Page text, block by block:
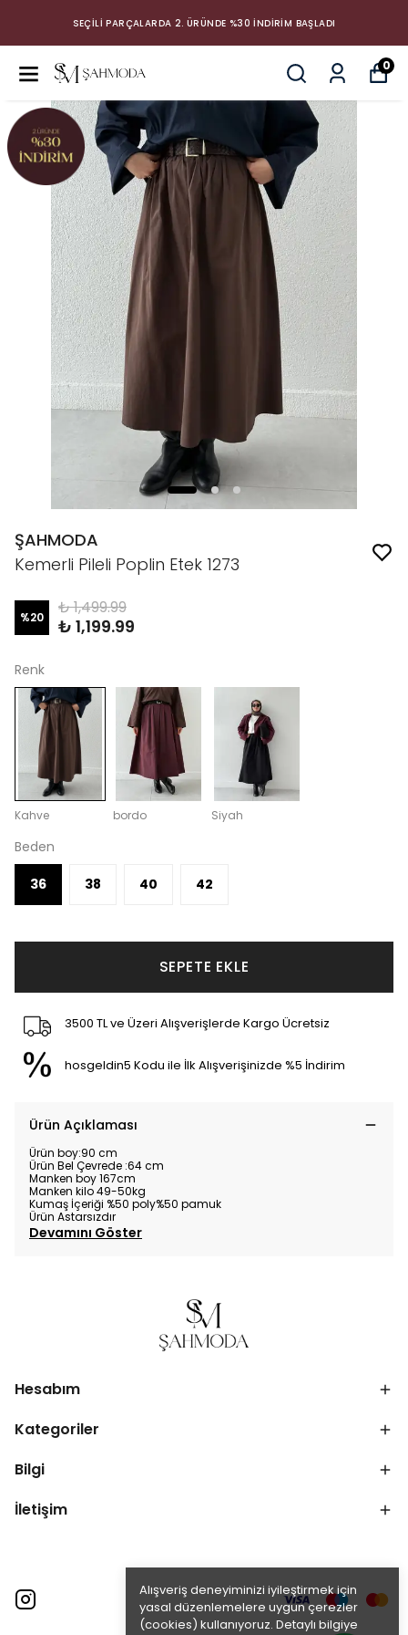
SEÇİLİ PARÇALARDA 2. ÜRÜNDE %30 İNDİRİM BAŞLADI
0
Alışveriş deneyiminizi iyileştirmek için
yasal düzenlemelere uygun çerezler
(cookies) kullanıyoruz. Detaylı bilgiye
ŞAHMODA
Kemerli Pileli Poplin Etek 1273
%20 ₺ 1,499.99
₺ 1,199.99
Renk
Kahve bordo Siyah
Beden
36 38 40 42
SEPETE EKLE
3500 TL ve Üzeri Alışverişlerde Kargo Ücretsiz
hosgeldin5 Kodu ile İlk Alışverişinizde %5 İndirim
Ürün Açıklaması
Ürün boy:90 cm
Ürün Bel Çevrede :64 cm
Manken boy 167cm
Manken kilo 49-50kg
Kumaş İçeriği %50 poly%50 pamuk
Ürün Astarsızdır
Devamını Göster
Hesabım
Kategoriler
Bilgi
İletişim